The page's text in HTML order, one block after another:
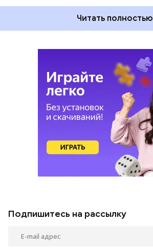
Читать полностью
Подпишитесь на рассылку